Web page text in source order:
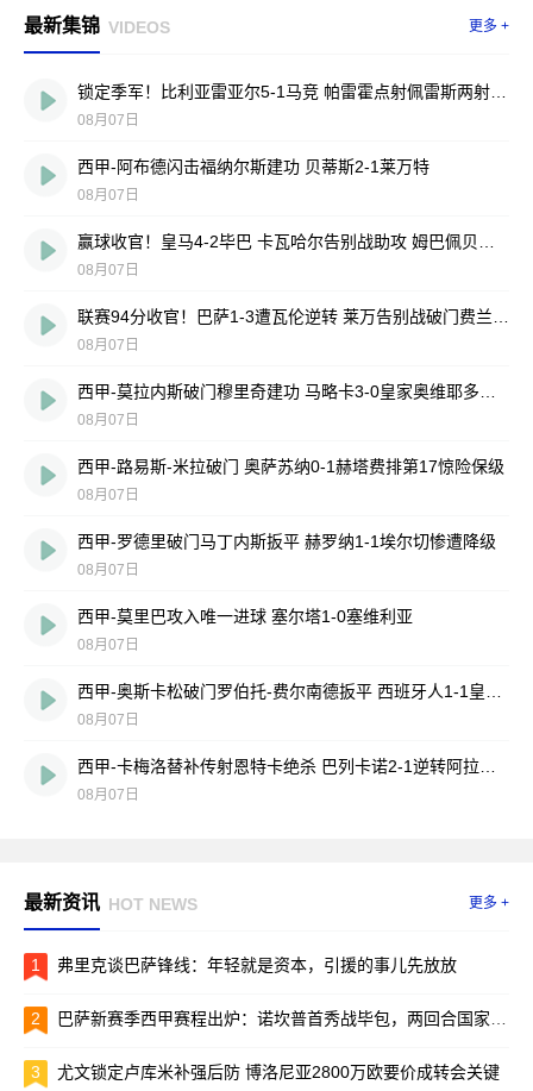
最新集锦 VIDEOS 更多 +
08月07日
西甲-阿布德闪击福纳尔斯建功 贝蒂斯2-1莱万特
08月07日
08月07日
08月07日
08月07日
西甲-路易斯-米拉破门 奥萨苏纳0-1赫塔费排第17惊险保级
08月07日
西甲-罗德里破门马丁内斯扳平 赫罗纳1-1埃尔切惨遭降级
08月07日
西甲-莫里巴攻入唯一进球 塞尔塔1-0塞维利亚
08月07日
08月07日
08月07日
最新资讯 HOT NEWS 更多 +
1 弗里克谈巴萨锋线：年轻就是资本，引援的事儿先放放
2 巴萨新赛季西甲赛程出炉：诺坎普首秀战毕包，两回合国家德比引爆焦点
3 尤文锁定卢库米补强后防 博洛尼亚2800万欧要价成转会关键